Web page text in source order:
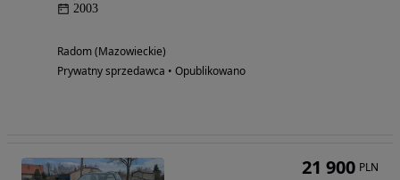
2003
Radom (Mazowieckie)
Prywatny sprzedawca • Opublikowano
21 900 PLN